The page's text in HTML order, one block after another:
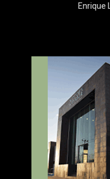
Enrique